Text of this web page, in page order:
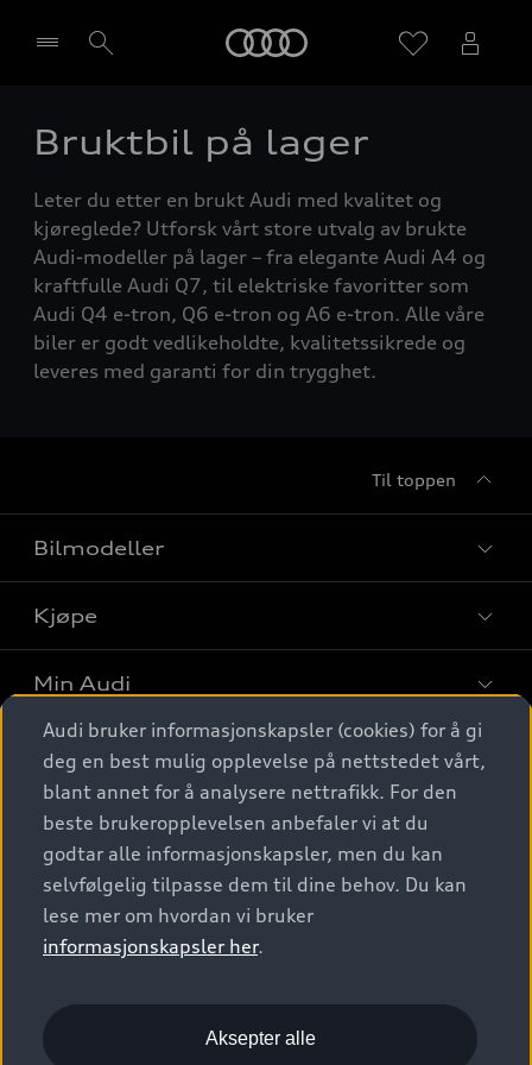
Velg forhandler
Bruktbil på lager
Leter du etter en brukt Audi med kvalitet og
kjøreglede? Utforsk vårt store utvalg av brukte
Audi-modeller på lager – fra elegante Audi A4 og
kraftfulle Audi Q7, til elektriske favoritter som
Audi Q4 e-tron, Q6 e-tron og A6 e-tron. Alle våre
biler er godt vedlikeholdte, kvalitetssikrede og
leveres med garanti for din trygghet.
Til toppen
Bilmodeller
Finn din Audi
Sammenlign bilmodeller
Elbiler
SUV
Stasjonsvogn
Sportback
S/RS
Konseptbiler og prototyper
Kjøpe
Kjøpshjelp
Biler på lager
Finn forhandler
Bestill prøvekjøring
Kontakt forhandler
Bilgarantier
Min Audi
Behold nybilfølelsen
Audi Originalt tilbehør
Verkstedtjenester
Digitale tjenester
Audi digitale tjenester
Audi connect
Functions on demand
Kom i gang med myAudi
Audi Norge
Kundeservice
Audi Driving Experience
© 2026 AUDI NORGE. All Rights Reserved.
Imprint
Audi bruker informasjonskapsler (cookies) for å gi
deg en best mulig opplevelse på nettstedet vårt,
blant annet for å analysere nettrafikk. For den
beste brukeropplevelsen anbefaler vi at du
godtar alle informasjonskapsler, men du kan
selvfølgelig tilpasse dem til dine behov. Du kan
lese mer om hvordan vi bruker
informasjonskapsler her.
Aksepter alle